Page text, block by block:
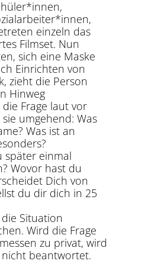
einzeln das
Filmset. Nun
sich eine Maske
Einrichten von
zieht die Person
Hinweg
Frage laut vor
umgehend: Was
Was ist an
später einmal
Wovor hast du
Dich von
du dir dich in 25
Situation
Wird die Frage
zu privat, wird
beantwortet.